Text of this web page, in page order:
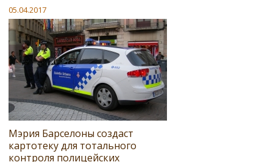
05.04.2017
Мэрия Барселоны создаст
картотеку для тотального
контроля полицейских